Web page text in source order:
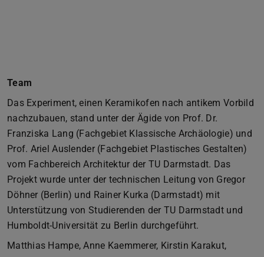
Team
Das Experiment, einen Keramikofen nach antikem Vorbild
nachzubauen, stand unter der Ägide von Prof. Dr.
Franziska Lang (Fachgebiet Klassische Archäologie) und
Prof. Ariel Auslender (Fachgebiet Plastisches Gestalten)
vom Fachbereich Architektur der TU Darmstadt. Das
Projekt wurde unter der technischen Leitung von Gregor
Döhner (Berlin) und Rainer Kurka (Darmstadt) mit
Unterstützung von Studierenden der TU Darmstadt und
Humboldt-Universität zu Berlin durchgeführt.
Matthias Hampe, Anne Kaemmerer, Kirstin Karakut,